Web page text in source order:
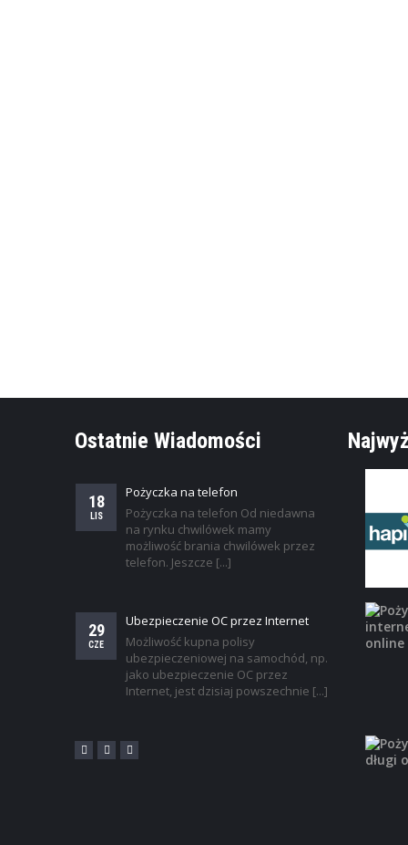
Ostatnie Wiadomości
18
LIS
Pożyczka na telefon
Pożyczka na telefon Od niedawna
na rynku chwilówek mamy
możliwość brania chwilówek przez
telefon. Jeszcze [...]
29
CZE
Ubezpieczenie OC przez Internet
Możliwość kupna polisy
ubezpieczeniowej na samochód, np.
jako ubezpieczenie OC przez
Internet, jest dzisiaj powszechnie [...]